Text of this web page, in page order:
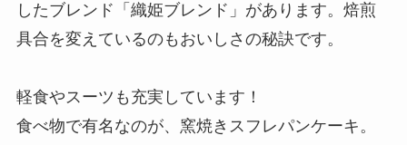
したブレンド「織姫ブレンド」があります。焙煎
具合を変えているのもおいしさの秘訣です。
軽食やスーツも充実しています！
食べ物で有名なのが、窯焼きスフレパンケーキ。